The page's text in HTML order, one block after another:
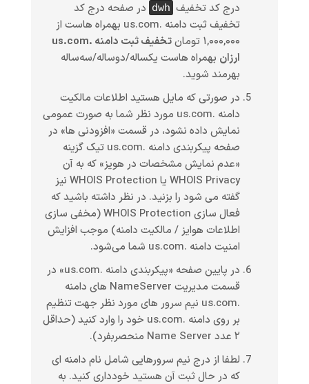
درج کد تخفیف dwh در صفحه درج کد
تخفیف ثبت دامنه .us.com بهمراه هاست از
۱,۰۰۰,۰۰۰ تومان
تخفیف ثبت دامنه .us.com
ارزان بهمراه هاست یکساله/دوساله/سه‌ساله
بهرمند شوید.
در صورتی که مایل هستید اطلاعات مالکیت
دامنه .us.com مورد نظر شما به صورت عمومی
نمایش داده نشود، در قسمت «افزودنی ها» در
صفحه پیکربندی دامنه .us.com تیک گزینه
«عدم نمایش مشخصات در هویز» که به آن
WHOIS Privacy یا WHOIS Protection نیز
گفته می شود را بزنید. در نظر داشته باشید که
فعال سازی WHOIS Protection (مخفی سازی
اطلاعات هوایز / مالکیت دامنه) موجب افزایش
امنیت دامنه .us.com شما می‌شود.
در پایین صفحه «پیکربندی دامنه .us.com» در
قسمت مدیریت NameServer های دامنه
.us.com نیم سرور های مورد نظر جهت تنظیم
بر روی دامنه .us.com خود را وارد کنید (حداقل
۲ عدد Name Server منحصربفرد).
لطفا از درج نیم سرورهایی شامل نام دامنه ای
که در حال ثبت آن هستید خودداری کنید. به